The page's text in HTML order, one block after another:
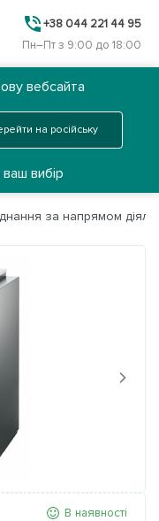
+38 044 221 44 95
Пн–Пт з 9:00 до 18:00
за напрямом
Next
В наявності
вебсайта
на російську
вибір